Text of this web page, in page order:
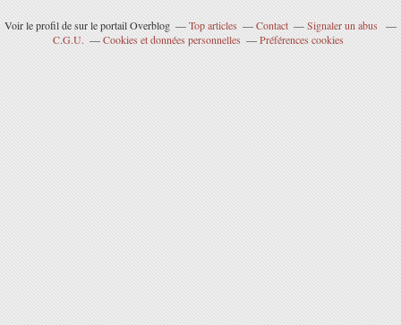
Voir le profil desur le portail Overblog Top articles Contact
Signaler un abus
C.G.U.
Cookies et données personnelles Préférences cookies